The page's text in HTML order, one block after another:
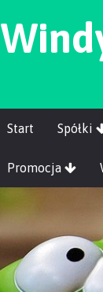
Start Spółki
Promocja